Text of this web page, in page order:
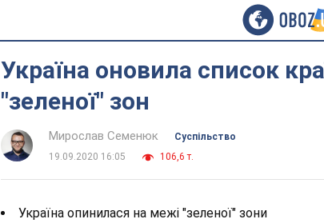
Україна оновила список
"зеленої" зон
Мирослав Семенюк
Суспільство
19.09.2020 16:05
106,6 т.
Україна опинилася на межі "зеленої" зони